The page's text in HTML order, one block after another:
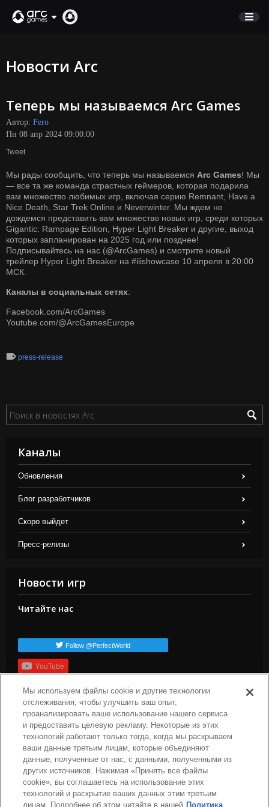
ПОДДЕРЖКА
Вход
Français
Italiano
Pусский
Español
Новости Arc
Теперь мы называемся Arc Games
Автор: Fero
Пн 08 апр 2024 09:00:00
Tweet
Мы рады сообщить, что теперь мы называемся Arc Games! Мы
— все та же команда страстных геймеров, которая подарила
вам множество любимых игр, включая серию Remnant, Have a
Nice Death, Star Trek Online и Neverwinter. Мы ждем не
дождемся представить вам множество новых игр, среди которых
Gigantic: Rampage Edition, Hyper Light Breaker и другие, выход
которых запланирован на 2025 год или позднее!
Подписывайтесь на нас (@ArcGames) и смотрите новый
трейлер Hyper Light Breaker на #iiishowcase 10 апреля в 20:00
МСК.
Каналы в социальных сетях:
Facebook.com/ArcGames
Youtube.com/@ArcGamesEurope
press-release
Каналы
Обновления
Блог разработчиков
Скоро выйдет
Пресс-релизы
Новости игр
Читайте нас
Follow @PerfectWorld
YouTube
Подписаться
Популярные теги
dev-blog arc-news press-release arc-steam
arc-upcoming
arc-patch-notes
Мы используем файлы cookie и другие технологии
отслеживания, чтобы улучшить ваш опыт,
проанализировать ваше использование нашего сервиса
и предоставить целевую рекламу. Некоторые из этих
технологий работают только тогда, когда мы раскрываем
ваши данные третьим лицам, которые объединяют
данные, полученные от нас, с данными, полученными из
других источников. Нажимая «Принять все файлы
cookie», вы соглашаетесь на использование этих
технологий и раскрытие ваших данных этим третьим
лицам. Подробнее об этом читайте в нашей Политика